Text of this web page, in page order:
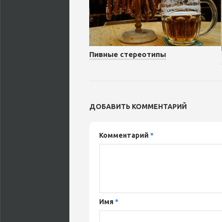
Пивные стереотипы
ДОБАВИТЬ КОММЕНТАРИЙ
Комментарий *
Имя*